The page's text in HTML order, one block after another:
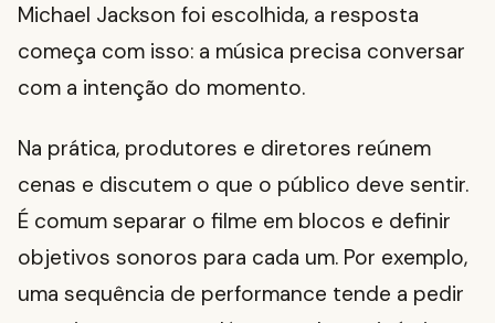
Michael Jackson foi escolhida, a resposta
começa com isso: a música precisa conversar
com a intenção do momento.
Na prática, produtores e diretores reúnem
cenas e discutem o que o público deve sentir.
É comum separar o filme em blocos e definir
objetivos sonoros para cada um. Por exemplo,
uma sequência de performance tende a pedir